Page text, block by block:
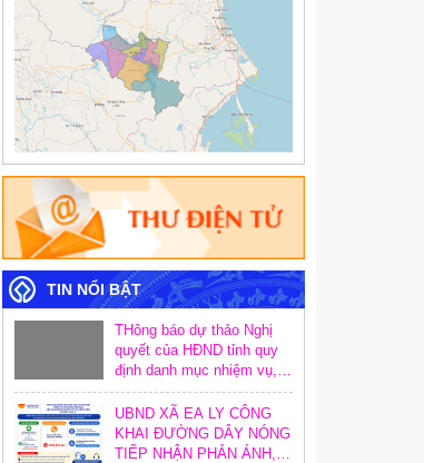
TIN NỔI BẬT
THông báo dự thảo Nghị
quyết của HĐND tỉnh quy
định danh mục nhiệm vụ,
hoạt động và định mức
khoán chi trong công tác
xây dựng văn bản quy
phạm pháp luật trên địa
UBND XÃ EA LY CÔNG
KHAI ĐƯỜNG DÂY NÓNG
TIẾP NHẬN PHẢN ÁNH,